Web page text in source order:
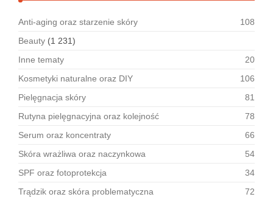
Anti-aging oraz starzenie skóry
108
Beauty (1 231)
Inne tematy
20
Kosmetyki naturalne oraz DIY
106
Pielęgnacja skóry
81
Rutyna pielęgnacyjna oraz kolejność
78
Serum oraz koncentraty
66
Skóra wrażliwa oraz naczynkowa
54
SPF oraz fotoprotekcja
34
Trądzik oraz skóra problematyczna
72